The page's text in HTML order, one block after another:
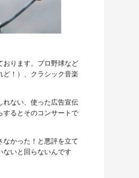
おります。プロ野球など
ど！）、クラシック音楽
れない、使った広告宣伝
するとそのコンサートで
なかった！と悪評を立て
ないと回らないんです